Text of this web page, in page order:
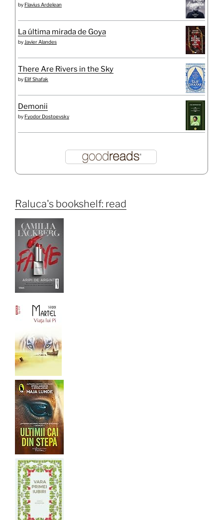
by Flavius Ardelean
La última mirada de Goya
by Javier Alandes
There Are Rivers in the Sky
by Elif Shafak
Demonii
by Fyodor Dostoevsky
Raluca's bookshelf: read